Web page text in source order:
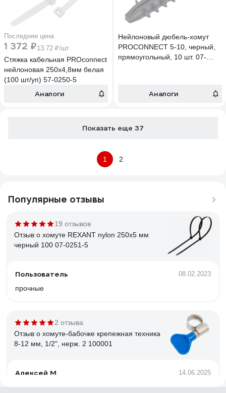
Последняя цена
1 372 ₽13.72 ₽/шт
Стяжка кабельная PROconnect
нейлоновая 250x4,8мм белая
(100 шт/уп) 57-0250-5
Аналоги
Нейлоновый дюбель-хомут
PROCONNECT 5-10, черный,
прямоугольный, 10 шт. 07-
Аналоги
Показать еще 37
1 2
Популярные отзывы
19 отзывов
Отзыв о хомуте REXANT nylon 250x5 мм
черный 100 07-0251-5
Пользователь 08.02.2023
прочные
2 отзыва
Отзыв о хомуте-бабочке крепежная техника
8-12 мм, 1/2", нерж. 2 100001
Алексей М. 14.06.2025
1. Нержавеющая сталь (не китайский вариант). 2.